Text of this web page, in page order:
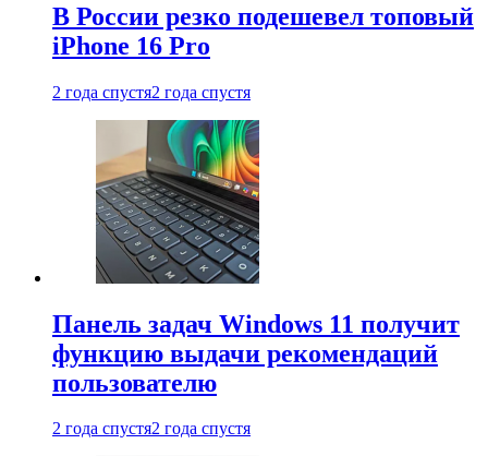
В России резко подешевел топовый
iPhone 16 Pro
2 года спустя2 года спустя
Панель задач Windows 11 получит
функцию выдачи рекомендаций
пользователю
2 года спустя2 года спустя